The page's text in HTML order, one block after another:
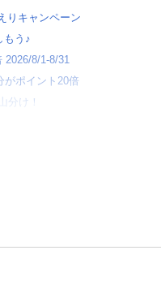
りキャンペーン
もう♪
2026/8/1-8/31
がポイント20倍
分け！